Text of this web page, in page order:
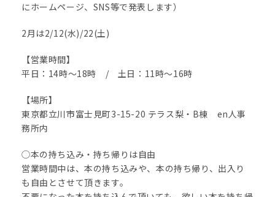
にホームページ、SNS等で発表します）
2月は2/12(水)/22(土)
【営業時間】
平日：14時〜18時 / 土日：11時〜16時
【場所】
東京都立川市富士見町3-15-20 テラス梨・B棟 en人事
務所内
◯本の持ち込み・持ち帰りは自由
営業時間中は、本の持ち込みや、本の持ち帰り、出入り
も自由とさせて頂きます。